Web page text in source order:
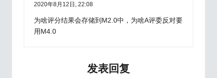
2020年8月12日, 22:08
为啥评分结果会存储到M2.0中，为啥A评委反对要
用M4.0
发表回复